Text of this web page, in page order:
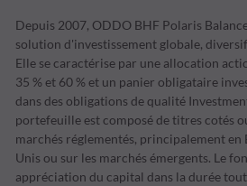
Depuis 2007, ODDO BHF Polaris
solution d'investissement globale,
Elle se caractérise par une allocation
35 % et 60 % et un panier obligataire
dans des obligations de qualité
portefeuille est composé de titres cotés
marchés réglementés, principalement en
Unis ou sur les marchés émergents. Le
appréciation du capital dans la durée